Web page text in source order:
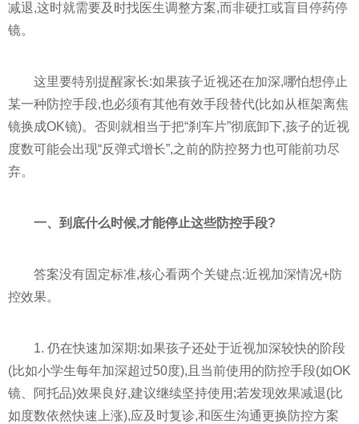
减退,这时就需要及时找医生调整方案,而非硬扛或盲目停药停
镜。
这里要特别提醒家长:如果孩子近视还在加深,哪怕想停止
某一种防控手段,也必须有其他有效手段替代(比如从框架离焦
镜换成OK镜)。否则就相当于把“刹车片”彻底卸下,孩子的近视
度数可能会出现“反弹式增长”,之前的防控努力也可能前功尽
弃。
一、到底什么时候,才能停止这些防控手段?
答案没有固定标准,核心看两个关键点:近视加深情况+防
控效果。
1. 仍在快速加深期:如果孩子还处于近视加深较快的阶段
(比如小学生每年加深超过50度),且当前使用的防控手段(如OK
镜、阿托品)效果良好,建议继续坚持使用;若发现效果减退(比
如度数依然快速上涨),应及时复诊,和医生沟通更换防控方案